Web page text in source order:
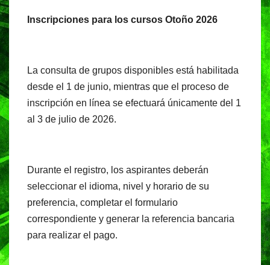
Inscripciones para los cursos Otoño 2026
La consulta de grupos disponibles está habilitada
desde el 1 de junio, mientras que el proceso de
inscripción en línea se efectuará únicamente del 1
al 3 de julio de 2026.
Durante el registro, los aspirantes deberán
seleccionar el idioma, nivel y horario de su
preferencia, completar el formulario
correspondiente y generar la referencia bancaria
para realizar el pago.